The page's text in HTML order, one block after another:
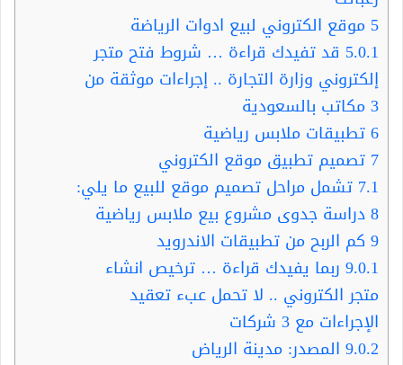
5 موقع الكتروني لبيع ادوات الرياضة
5.0.1 قد تفيدك قراءة … شروط فتح متجر
إلكتروني وزارة التجارة .. إجراءات موثقة من
3 مكاتب بالسعودية
6تطبيقات ملابس رياضية
7 تصميم تطبيق موقع الكتروني
7.1 تشمل مراحل تصميم موقع للبيع ما يلي:
8دراسة جدوى مشروع بيع ملابس رياضية
9 كم الربح من تطبيقات الاندرويد
9.0.1 ربما يفيدك قراءة … ترخيص انشاء
متجر الكتروني .. لا تحمل عبء تعقيد
الإجراءات مع 3 شركات
9.0.2 المصدر: مدينة الرياض